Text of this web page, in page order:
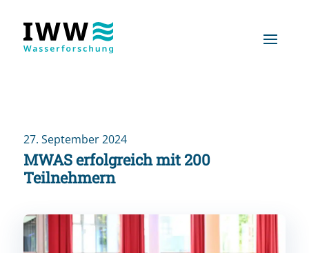
27. September 2024
MWAS erfolgreich mit 200
Teilnehmern